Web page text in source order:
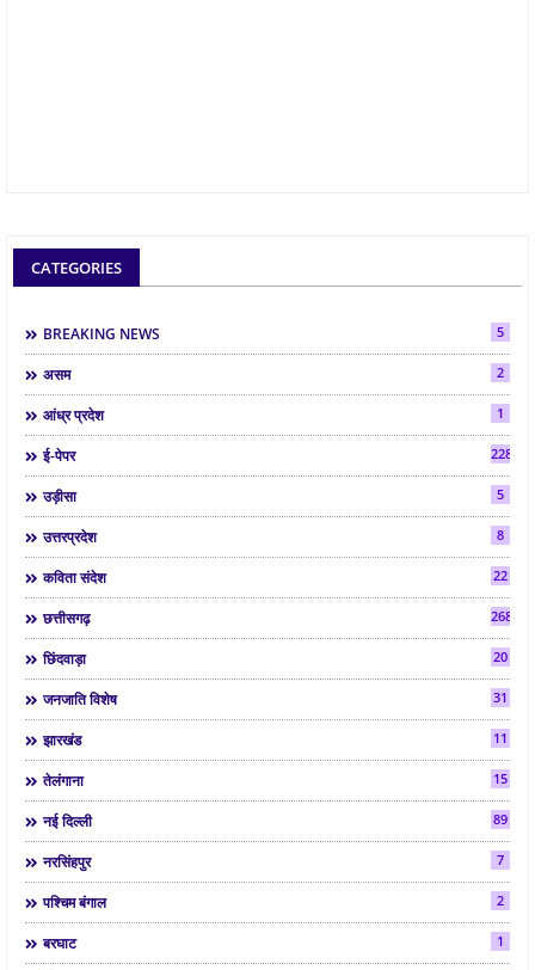
CATEGORIES
BREAKING NEWS 5
असम 2
आंध्र प्रदेश 1
ई-पेपर 2286
उड़ीसा 5
उत्तरप्रदेश 8
कविता संदेश 22
छत्तीसगढ़ 268
छिंदवाड़ा 20
जनजाति विशेष 31
झारखंड 11
तेलंगाना 15
नई दिल्ली 89
नरसिंहपुर 7
पश्चिम बंगाल 2
बरघाट 1